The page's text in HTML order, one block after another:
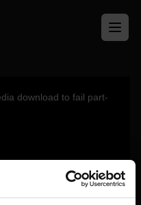
download to fail part-